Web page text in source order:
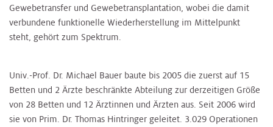
Gewebetransfer und Gewebetransplantation, wobei die damit
verbundene funktionelle Wiederherstellung im Mittelpunkt
steht, gehört zum Spektrum.
Univ.-Prof. Dr. Michael Bauer baute bis 2005 die zuerst auf 15
Betten und 2 Ärzte beschränkte Abteilung zur derzeitigen Größe
von 28 Betten und 12 Ärztinnen und Ärzten aus. Seit 2006 wird
sie von Prim. Dr. Thomas Hintringer geleitet. 3.029 Operationen